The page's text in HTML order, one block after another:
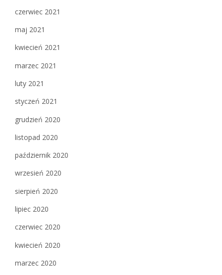
czerwiec 2021
maj 2021
kwiecień 2021
marzec 2021
luty 2021
styczeń 2021
grudzień 2020
listopad 2020
październik 2020
wrzesień 2020
sierpień 2020
lipiec 2020
czerwiec 2020
kwiecień 2020
marzec 2020